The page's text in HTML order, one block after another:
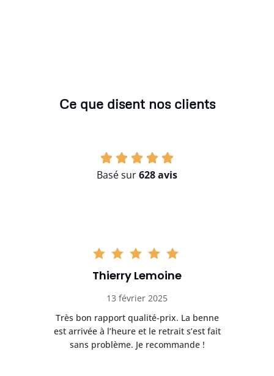
Ce que disent nos clients
Basé sur628 avis
Thierry Lemoine
13 février 2025
Très bon rapport qualité-prix. La benne
est arrivée à l’heure et le retrait s’est fait
sans problème. Je recommande !